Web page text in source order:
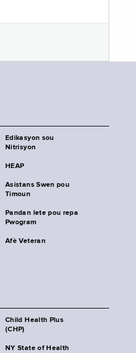
Edikasyon sou
Nitrisyon
HEAP
Asistans Swen pou
Timoun
Pandan lete pou repa
Pwogram
Afè Veteran
Child Health Plus
(CHP)
NY State of Health